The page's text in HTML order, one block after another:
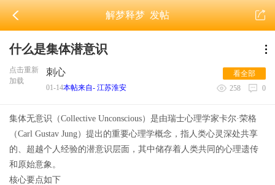
解梦释梦发帖
什么是集体潜意识
点击重新
加载
刺心
01-14本帖来自- 江苏淮安
看全部
258
0
集体无意识（Collective Unconscious）是由瑞士心理学家卡尔·荣格
（Carl Gustav Jung）提出的重要心理学概念，指人类心灵深处共享
的、超越个人经验的潜意识层面，其中储存着人类共同的心理遗传
和原始意象。
核心要点如下